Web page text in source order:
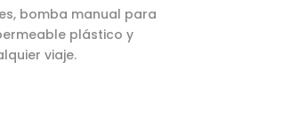
bomba manual para
plástico y
viaje.